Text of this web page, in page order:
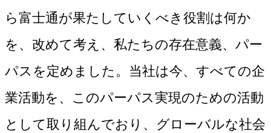
ら富士通が果たしていくべき役割は何か
を、改めて考え、私たちの存在意義、パー
パスを定めました。当社は今、すべての企
業活動を、このパーパス実現のための活動
として取り組んでおり、グローバルな社会